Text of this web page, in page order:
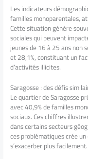
Les indicateurs
familles monoparentales,
Cette situation génère
sociales qui peuvent
jeunes de 16 à 25 ans non
et 28,1%, constituant un
d’activités illicites.
Saragosse : des défis
Le quartier de Saragosse
avec 40,9% de familles
sociaux. Ces chiffres
dans certains secteurs
ces problématiques crée
s’exacerber plus facilement.